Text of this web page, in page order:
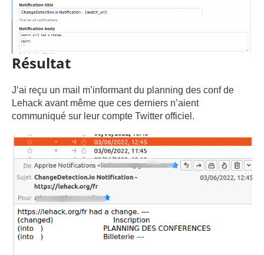
Résultat
J’ai reçu un mail m’informant du planning des conf de
Lehack avant même que ces derniers n’aient
communiqué sur leur compte Twitter officiel.